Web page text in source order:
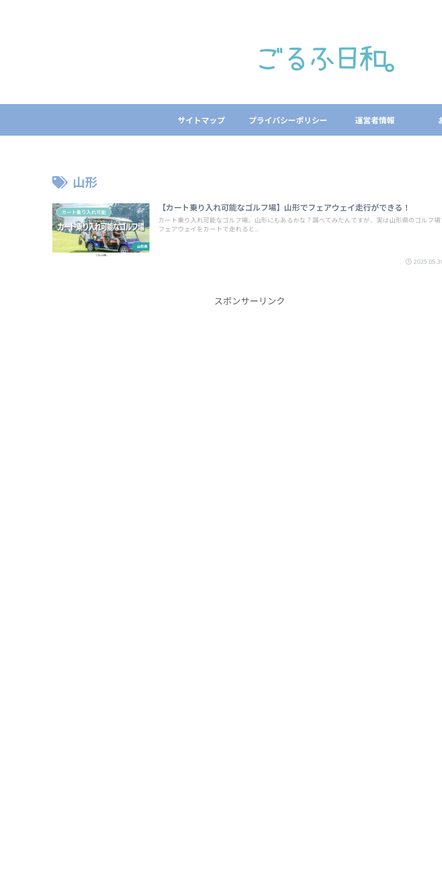
サイトマップ プライバシーポリシー 運営者情報
山形
カート乗り入れ可能 【カート乗り入れ可能なゴルフ場】山形でフェアウェイ走行ができる！
カート乗り入れ可能なゴルフ場、山形にもあるかな？調べてみたんですが、実は山形県のゴルフ場
フェアウェイをカートで走れると...
スポンサーリンク